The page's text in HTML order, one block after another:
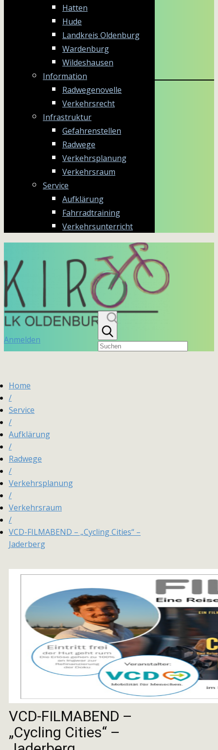
Hatten
Hude
Landkreis Oldenburg
Wardenburg
Wildeshausen
Information
Radwegenovelle
Verkehrsrecht
Infrastruktur
Gefahrenstellen
Radwege
Verkehrsplanung
Verkehrsraum
Service
Aufklärung
Fahrradtraining
Verkehrsunterricht
Anmelden
Home
/
Service
/
Aufklärung
/
Radwege
/
Verkehrsplanung
/
Verkehrsraum
/
VCD-FILMABEND – „Cycling Cities“ –
Jaderberg
VCD-FILMABEND –
„Cycling Cities“ –